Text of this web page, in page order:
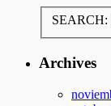
SEARCH:
Archives